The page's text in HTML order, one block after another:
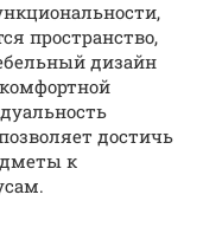
пространство,
дизайн
достичь
к